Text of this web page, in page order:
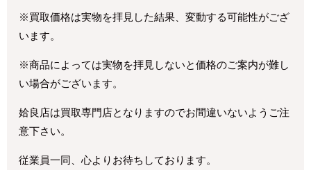
※買取価格は実物を拝見した結果、変動する可能性がござ
います。
※商品によっては実物を拝見しないと価格のご案内が難し
い場合がございます。
姶良店は買取専門店となりますのでお間違いないようご注
意下さい。
従業員一同、心よりお待ちしております。